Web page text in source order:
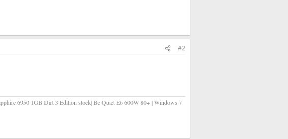
#2
6950 1GB Dirt 3 Edition stock| Be Quiet E6 600W 80+ | Windows 7